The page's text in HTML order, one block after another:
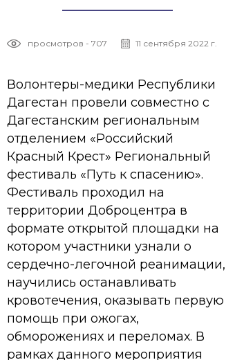
просмотров - 707 11 сентября 2022 г.
Волонтеры-медики Республики
Дагестан провели совместно с
Дагестанским региональным
отделением «Российский
Красный Крест» Региональный
фестиваль «Путь к спасению».
Фестиваль проходил на
территории Доброцентра в
формате открытой площадки на
котором участники узнали о
сердечно-легочной реанимации,
научились останавливать
кровотечения, оказывать первую
помощь при ожогах,
обморожениях и переломах. В
рамках данного мероприятия